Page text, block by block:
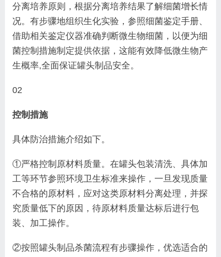
分离培养原则，根据分离培养结果了解细菌增长情
况。有步骤地组织生化实验，参照细菌鉴定手册、
借助相关鉴定仪器准确判断微生物细菌，以便为细
菌控制措施制定提供依据，这能有效降低微生物产
生概率,全面保证罐头制品安全。
02
控制措施
具体防治措施介绍如下。
①严格控制原材料质量。在罐头包装清洗、具体加
工等环节参照环境卫生标准来操作，一旦发现质量
不合格的原材料，应对这类原材料分离处理，并探
究质量低下的原因，待原材料质量达标后进行包
装、加工操作。
②按照罐头制品杀菌流程有步骤操作，优选适合的